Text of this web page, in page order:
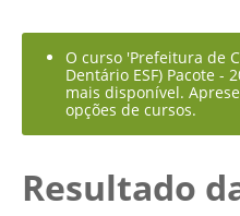
O curso 'Prefeitura de
Dentário ESF) Pacote -
mais disponível.
opções de cursos.
Resultado